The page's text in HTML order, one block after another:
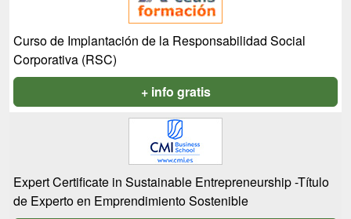
Curso de Implantación de la Responsabilidad Social
Corporativa (RSC)
+ info gratis
Expert Certificate in Sustainable Entrepreneurship -Título
de Experto en Emprendimiento Sostenible